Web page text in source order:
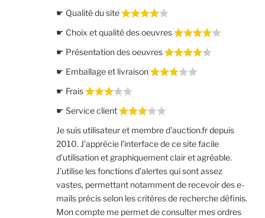
☛ Qualité du site
☛ Choix et qualité des oeuvres
☛ Présentation des oeuvres
☛ Emballage et livraison
☛ Frais
☛ Service client
Je suis utilisateur et membre d’auction.fr depuis
2010. J’apprécie l’interface de ce site facile
d’utilisation et graphiquement clair et agréable.
J’utilise les fonctions d’alertes qui sont assez
vastes, permettant notamment de recevoir des e-
mails précis selon les critères de recherche définis.
Mon compte me permet de consulter mes ordres